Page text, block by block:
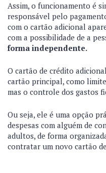
Assim, o funcionamento é
responsável pelo
com o cartão adicional
com a possibilidade de a
forma independente.
O cartão de crédito
cartão principal, como
mas o controle dos gastos
Ou seja, ele é uma opção
despesas com alguém de
adultos, de forma
contratar um novo cartão